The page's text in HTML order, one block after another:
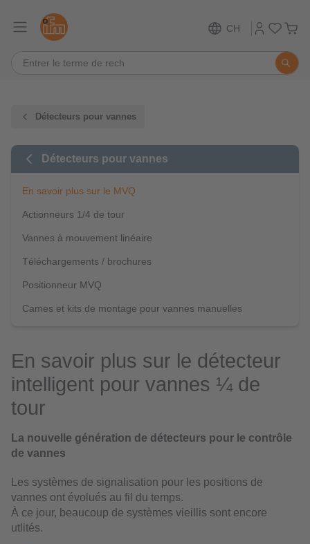
CH
Détecteurs pour vannes
Détecteurs pour vannes
En savoir plus sur le MVQ
Actionneurs 1/4 de tour
Vannes à mouvement linéaire
Téléchargements / brochures
Positionneur MVQ
Cames et kits de montage pour vannes manuelles
En savoir plus sur le détecteur
intelligent pour vannes ¼ de
tour
La nouvelle génération de détecteurs pour le contrôle
de vannes
Les systèmes de signalisation pour les positions de
vannes ont évolués au fil du temps.
À ce jour, beaucoup de systèmes vieillis sont encore
utlités.